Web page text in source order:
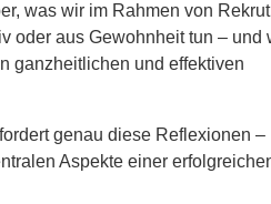
was wir im Rahmen von
oder aus Gewohnheit tun – und
ganzheitlichen und effektiven
genau diese Reflexionen –
Aspekte einer